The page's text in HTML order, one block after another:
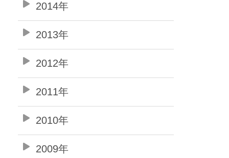
2014年
2013年
2012年
2011年
2010年
2009年